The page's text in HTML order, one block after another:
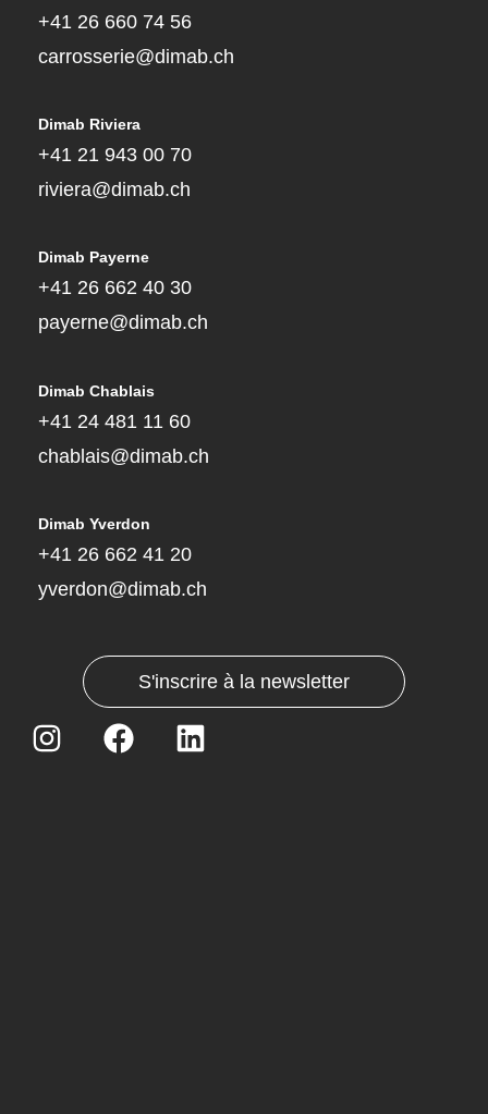
+41 26 660 74 56
carrosserie@dimab.ch
Dimab Riviera
+41 21 943 00 70
riviera@dimab.ch
Dimab Payerne
+41 26 662 40 30
payerne@dimab.ch
Dimab Chablais
+41 24 481 11 60
chablais@dimab.ch
Dimab Yverdon
+41 26 662 41 20
yverdon@dimab.ch
S'inscrire à la newsletter